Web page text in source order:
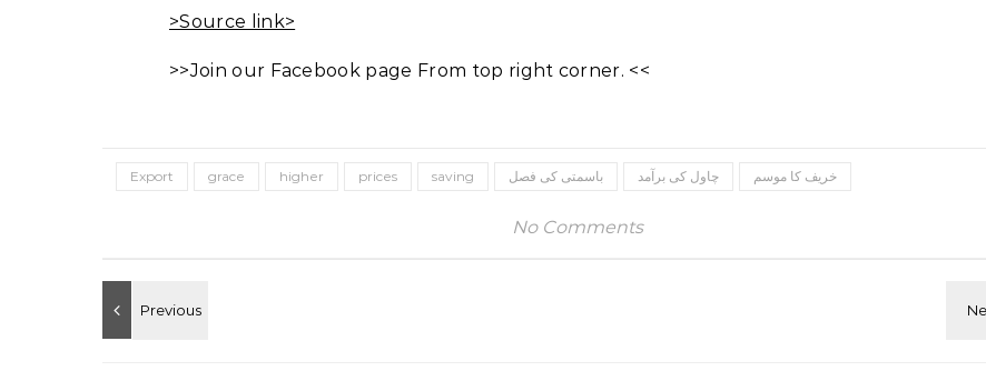
>Source link>
>>Join our Facebook page From top right corner. <<
Export grace higher prices saving باسمتی کی فصل چاول کی برآمد خریف کا موسم
No Comments